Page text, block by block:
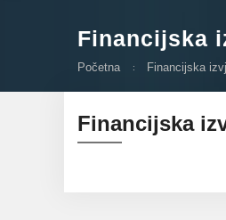
Financijska
Početna Financijska
Financijska